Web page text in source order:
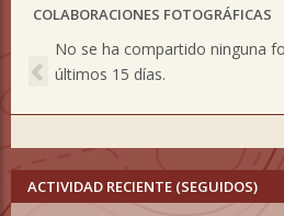
COLABORACIONES FOTOGRÁFICAS
No se ha compartido ninguna
últimos 15 días.
Previous
ACTIVIDAD RECIENTE (SEGUIDOS)